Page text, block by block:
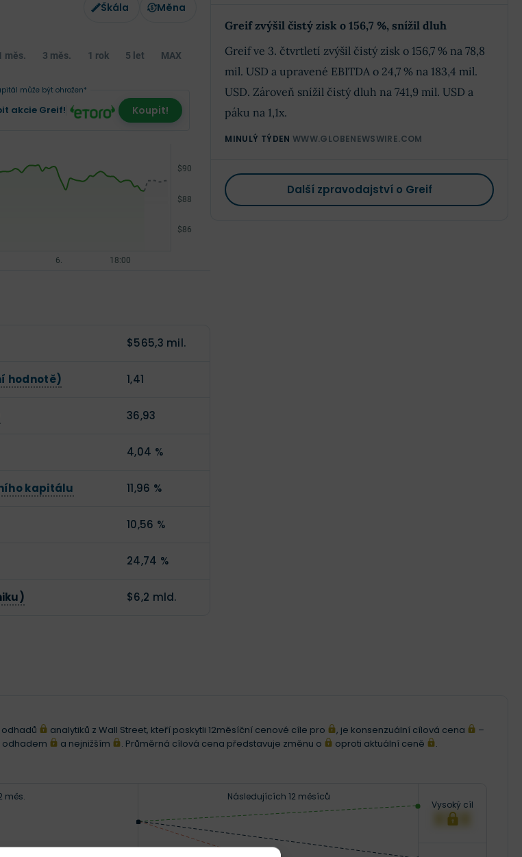
Škála Měna
měs. 3 měs. 1 rok 5 let MAX
akcie Greif!
může být ohrožen*
Koupit!
$565,3 mil.
hodnotě) 1,41
36,93
4,04 %
kapitálu 11,96 %
10,56 %
24,74 %
$6,2 mld.
Greif zvýšil čistý zisk o 156,7 %, snížil dluh
Greif ve 3. čtvrtletí zvýšil čistý zisk o 156,7 % na 78,8
mil. USD a upravené EBITDA o 24,7 % na 183,4 mil.
USD. Zároveň snížil čistý dluh na 741,9 mil. USD a
páku na 1,1x.
MINULÝ TÝDEN WWW.GLOBENEWSWIRE.COM
Další zpravodajství o Greif
analytiků z Wall Street, kteří poskytli 12měsíční cenové cíle pro , je konsenzuální cílová cena
–
odhadem
a nejnižším . Průměrná cílová cena představuje změnu o oproti aktuální ceně .
měs. Následujících 12 měsíců
Vysoký cíl
XXX